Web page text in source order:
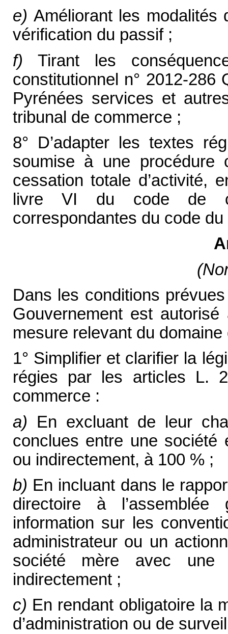
e) Améliorant les modalités
vérification du passif ;
f)Tirant les
constitutionnel n° 2012-
Pyrénées services et
tribunal de commerce ;
8° D’adapter les textes
soumise à une procédure
cessation totale d’activité,
livre VI du code de
correspondantes du code du
Dans les conditions
Gouvernement est
mesure relevant du
1° Simplifier et clarifier la
régies par les articles L.
commerce :
a) En excluant de leur
conclues entre une société
ou indirectement, à 100 % ;
b) En incluant dans le
directoire à
information sur les
administrateur ou un
société mère avec une
indirectement ;
c) En rendant obligatoire la
d’administration ou de